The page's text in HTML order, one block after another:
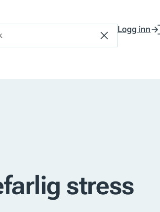
TilbakestillLogg inn
stress